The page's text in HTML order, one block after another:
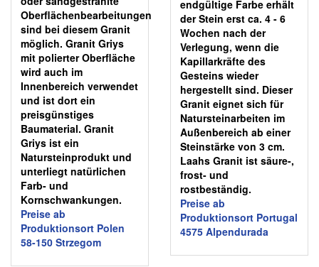
Oberflächenbearbeitungen
sind bei diesem Granit
möglich. Granit Griys
mit polierter Oberfläche
wird auch im
Innenbereich verwendet
und ist dort ein
preisgünstiges
Baumaterial. Granit
Griys ist ein
Natursteinprodukt und
unterliegt natürlichen
Farb- und
Kornschwankungen.
Preise ab
Produktionsort Polen
58-150 Strzegom
endgültige Farbe erhält
der Stein erst ca. 4 - 6
Wochen nach der
Verlegung, wenn die
Kapillarkräfte des
Gesteins wieder
hergestellt sind. Dieser
Granit eignet sich für
Natursteinarbeiten im
Außenbereich ab einer
Steinstärke von 3 cm.
Laahs Granit ist säure-,
frost- und
rostbeständig.
Preise ab
Produktionsort Portugal
4575 Alpendurada